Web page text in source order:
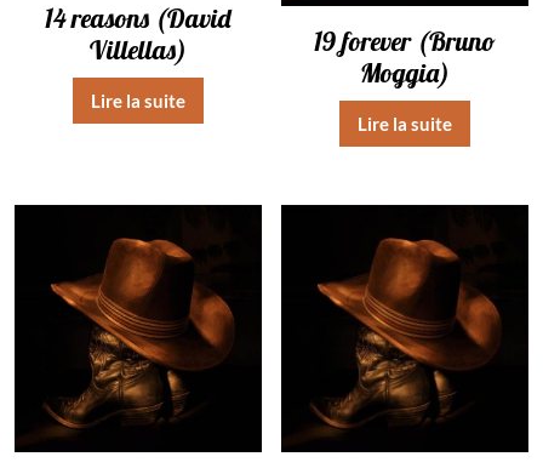
14 reasons (David
Villellas)
Lire la suite
19 forever (Bruno
Moggia)
Lire la suite